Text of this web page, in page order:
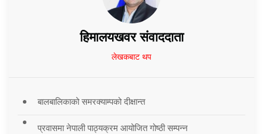
हिमालयखवर संवाददाता
लेखकबाट थप
बालबालिकाको समरक्याम्पको दीक्षान्त
प्रवासमा नेपाली पाठ्यक्रम आयोजित गोष्ठी सम्पन्न